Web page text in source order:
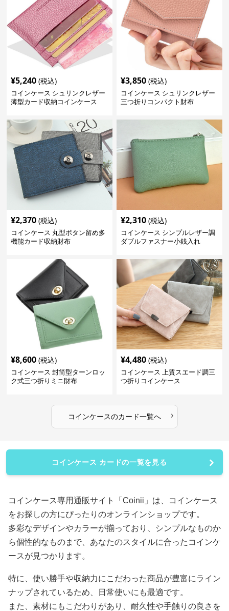
¥5,240 (税込)
コインケース シュリンクレザー
薄型カード収納コインケース
¥3,850 (税込)
コインケース シュリンクレザー
三つ折りコンパクト財布
¥2,370 (税込)
コインケース 丸型ボタン留め多
機能カード収納財布
¥2,310 (税込)
コインケース シンプルレザー調
ダブルファスナー小銭入れ
¥8,600 (税込)
コインケース 封筒型ターンロッ
ク式三つ折りミニ財布
¥4,480 (税込)
コインケース 上質スエード調三
つ折りコインケース
コインケースのカード一覧へ ›
コインケース カードの一覧を見る
コインケース専用通販サイト「Coinii」は、コインケース
をお探しの方にぴったりのオンラインショップです。
多彩なデザインやカラーが揃っており、シンプルなものか
ら個性的なものまで、あなたのスタイルに合ったコインケ
ースが見つかります。
特に、使い勝手や収納力にこだわった商品が豊富にライン
ナップされているため、日常使いにも最適です。
また、素材にもこだわりがあり、耐久性や手触りの良さを